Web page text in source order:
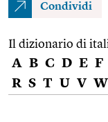
Condividi
Il dizionario di
A B C D E F
R S T U V W